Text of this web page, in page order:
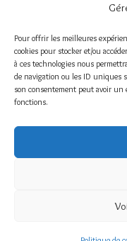
Pour offrir les meilleures
cookies pour stocker et/ou
à ces technologies nous
de navigation ou les ID uniques
son consentement peut avoir
fonctions.
Contact
Mentions légales